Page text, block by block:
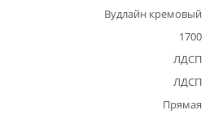
Вудлайн кремовый
1700
ЛДСП
ЛДСП
Прямая